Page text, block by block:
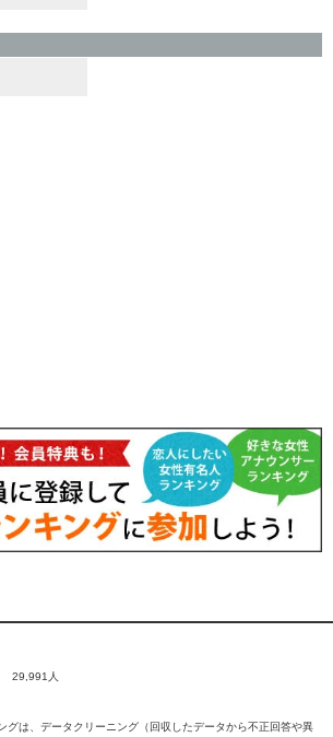
29,991人
グは、データクリーニング（回収したデータから不正回答や異